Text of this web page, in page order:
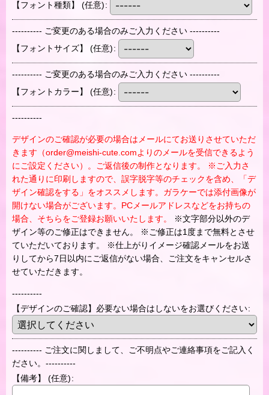
【フォント種類】 (任意):
---------- ご変更のある場合のみご入力ください ----------
【フォントサイズ】 (任意):
---------- ご変更のある場合のみご入力ください ----------
【フォントカラー】 (任意):
----------
デザインのご確認が必要の場合はメールにてお送りさせていただ
きます（order@meishi-cute.comよりのメールを受信できるよう
にご設定ください）。ご返信後の制作となります。 ※ご入力さ
れた通りに印刷しますので、誤字脱字等のチェックを含め、「デ
ザイン確認をする」をオススメします。ガラケーでは添付画像が
開けない場合がございます。PCメールアドレスなどをお持ちの
場合、そちらをご登録お願いいたします。
※文字部分以外のデ
ザイン等のご修正はできません。 ※ご修正は1度まで無料とさせ
ていただいております。 ※仕上がりイメージ確認メールをお送
りしてから7日以内にご返信がない場合、ご注文をキャンセルさ
せていただきます。
----------
【デザインのご確認】必要ない場合はしないをお選びください:
---------- ご注文に関しまして、ご不明点やご連絡事項をご記入く
ださい。----------
【備考】 (任意):